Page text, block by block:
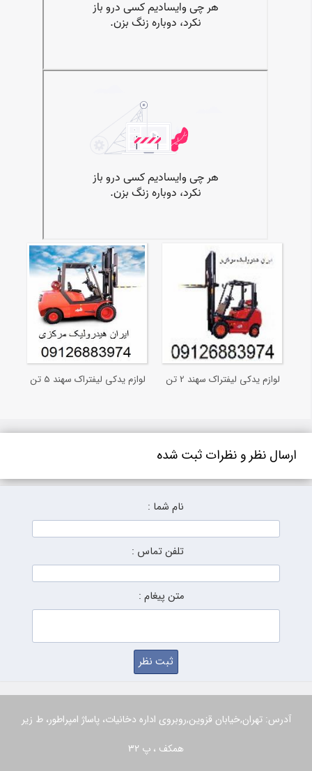
لوازم یدکی لیفتراک سهند 2 تن لوازم یدکی لیفتراک سهند 5 تن
ارسال نظر و نظرات ثبت شده
نام شما :
تلفن تماس :
متن پیغام :
آدرس: تهران,خیابان قزوین,روبروی اداره دخانیات، پاساژ امپراطور، ط زیر
همکف ، پ 32